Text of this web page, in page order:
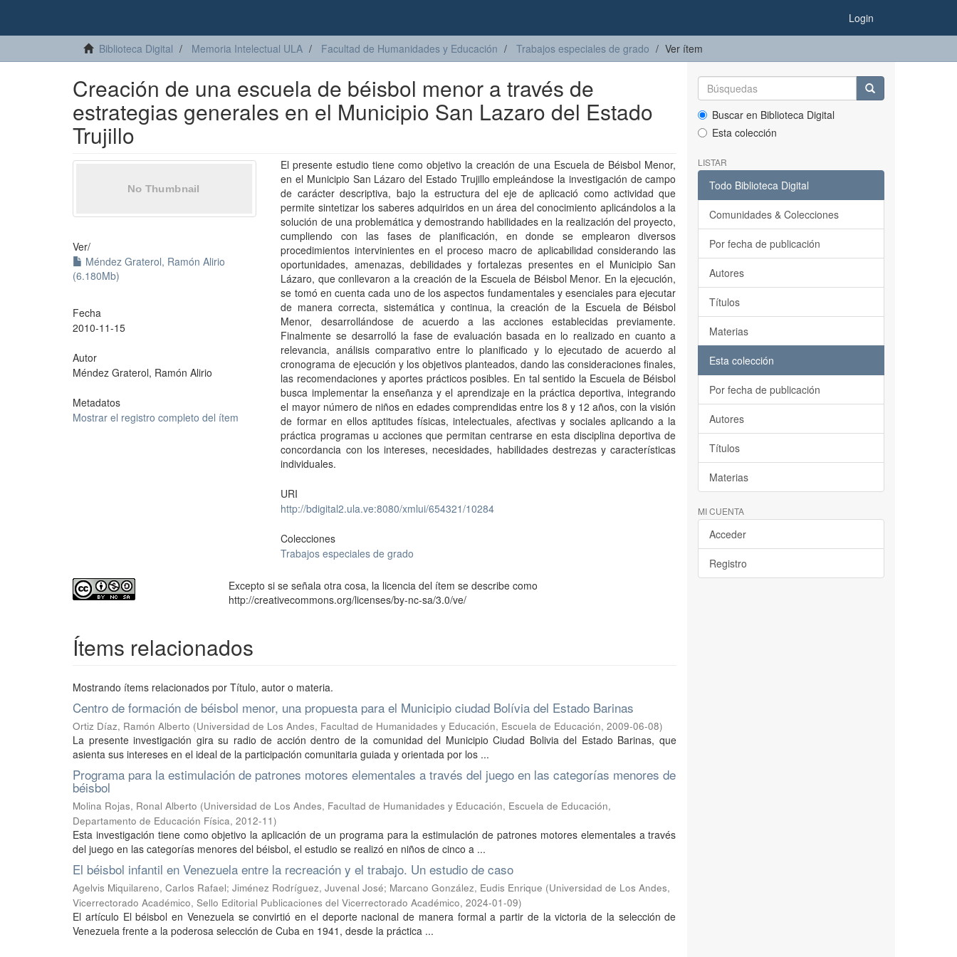
Login
Biblioteca Digital Memoria Intelectual ULA Facultad de Humanidades y Educación Trabajos especiales de grado Ver ítem
Creación de una escuela de béisbol menor a través de
estrategias generales en el Municipio San Lazaro del Estado
Trujillo
Ver/
Méndez Graterol, Ramón Alirio
(6.180Mb)
Fecha
2010-11-15
Autor
Méndez Graterol, Ramón Alirio
Metadatos
Mostrar el registro completo del ítem
El presente estudio tiene como objetivo la creación de una Escuela de Béisbol Menor,
en el Municipio San Lázaro del Estado Trujillo empleándose la investigación de campo
de carácter descriptiva, bajo la estructura del eje de aplicació como actividad que
permite sintetizar los saberes adquiridos en un área del conocimiento aplicándolos a la
solución de una problemática y demostrando habilidades en la realización del proyecto,
cumpliendo con las fases de planificación, en donde se emplearon diversos
procedimientos intervinientes en el proceso macro de aplicabilidad considerando las
oportunidades, amenazas, debilidades y fortalezas presentes en el Municipio San
Lázaro, que conllevaron a la creación de la Escuela de Béisbol Menor. En la ejecución,
se tomó en cuenta cada uno de los aspectos fundamentales y esenciales para ejecutar
de manera correcta, sistemática y continua, la creación de la Escuela de Béisbol
Menor, desarrollándose de acuerdo a las acciones establecidas previamente.
Finalmente se desarrolló la fase de evaluación basada en lo realizado en cuanto a
relevancia, análisis comparativo entre lo planificado y lo ejecutado de acuerdo al
cronograma de ejecución y los objetivos planteados, dando las consideraciones finales,
las recomendaciones y aportes prácticos posibles. En tal sentido la Escuela de Béisbol
busca implementar la enseñanza y el aprendizaje en la práctica deportiva, integrando
el mayor número de niños en edades comprendidas entre los 8 y 12 años, con la visión
de formar en ellos aptitudes físicas, intelectuales, afectivas y sociales aplicando a la
práctica programas u acciones que permitan centrarse en esta disciplina deportiva de
concordancia con los intereses, necesidades, habilidades destrezas y características
individuales.
URI
http://bdigital2.ula.ve:8080/xmlui/654321/10284
Colecciones
Trabajos especiales de grado
Excepto si se señala otra cosa, la licencia del ítem se describe como
http://creativecommons.org/licenses/by-nc-sa/3.0/ve/
Ítems relacionados
Mostrando ítems relacionados por Título, autor o materia.
Centro de formación de béisbol menor, una propuesta para el Municipio ciudad Bolívia del Estado Barinas
Ortiz Díaz, Ramón Alberto (Universidad de Los Andes, Facultad de Humanidades y Educación, Escuela de Educación, 2009-06-08)
La presente investigación gira su radio de acción dentro de la comunidad del Municipio Ciudad Bolivia del Estado Barinas, que
asienta sus intereses en el ideal de la participación comunitaria guiada y orientada por los ...
Programa para la estimulación de patrones motores elementales a través del juego en las categorías menores de
béisbol
Molina Rojas, Ronal Alberto (Universidad de Los Andes, Facultad de Humanidades y Educación, Escuela de Educación,
Departamento de Educación Física, 2012-11)
Esta investigación tiene como objetivo la aplicación de un programa para la estimulación de patrones motores elementales a través
del juego en las categorías menores del béisbol, el estudio se realizó en niños de cinco a ...
El béisbol infantil en Venezuela entre la recreación y el trabajo. Un estudio de caso
Agelvis Miquilareno, Carlos Rafael; Jiménez Rodríguez, Juvenal José; Marcano González, Eudis Enrique (Universidad de Los Andes,
Vicerrectorado Académico, Sello Editorial Publicaciones del Vicerrectorado Académico, 2024-01-09)
El artículo El béisbol en Venezuela se convirtió en el deporte nacional de manera formal a partir de la victoria de la selección de
Venezuela frente a la poderosa selección de Cuba en 1941, desde la práctica ...
Buscar en Biblioteca Digital
Esta colección
LISTAR
Todo Biblioteca Digital
Comunidades & Colecciones
Por fecha de publicación
Autores
Títulos
Materias
Esta colección
Por fecha de publicación
Autores
Títulos
Materias
MI CUENTA
Acceder
Registro